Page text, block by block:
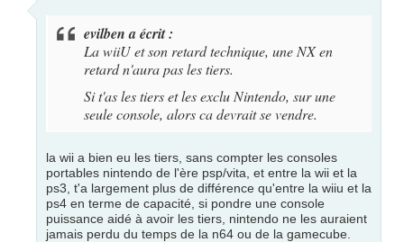
evilben a écrit :
La wiiU et son retard technique, une NX en
retard n'aura pas les tiers.
Si t'as les tiers et les exclu Nintendo, sur une
seule console, alors ca devrait se vendre.
la wii a bien eu les tiers, sans compter les consoles
portables nintendo de l'ère psp/vita, et entre la wii et la
ps3, t'a largement plus de différence qu'entre la wiiu et la
ps4 en terme de capacité, si pondre une console
puissance aidé à avoir les tiers, nintendo ne les auraient
jamais perdu du temps de la n64 ou de la gamecube.